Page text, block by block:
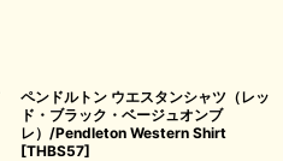
ペンドルトン ウエスタンシャツ（レッ
ド・ブラック・ベージュオンブ
レ）/Pendleton Western Shirt
[THBS57]